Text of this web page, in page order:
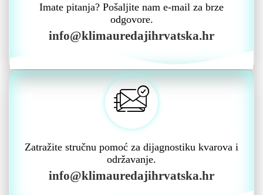
Imate pitanja? Pošaljite nam e-mail za brze
odgovore.
info@klimauredajihrvatska.hr
Zatražite stručnu pomoć za dijagnostiku kvarova i
održavanje.
info@klimauredajihrvatska.hr